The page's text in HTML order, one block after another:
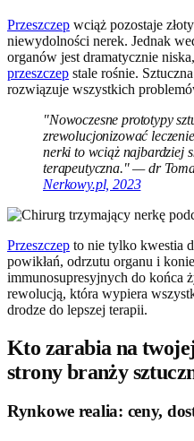
Przeszczep wciąż pozostaje
niewydolności nerek. Jednak
organów jest dramatycznie
przeszczep stale rośnie.
rozwiązuje wszystkich
"Nowoczesne prototypy
zrewolucjonizować
nerki to wciąż najbardziej
terapeutyczna." — dr
Nerkowy.pl, 2023
Przeszczep to nie tylko kwestia
powikłań, odrzutu organu i
immunosupresyjnych do końca
rewolucją, która wypiera
drodze do lepszej terapii.
Kto zarabia na
strony branży
Rynkowe realia: ceny,